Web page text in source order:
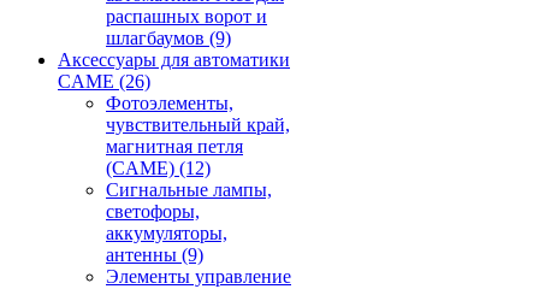
распашных ворот и
шлагбаумов (9)
Аксессуары для автоматики
CAME (26)
Фотоэлементы,
чувствительный край,
магнитная петля
(CAME) (12)
Сигнальные лампы,
светофоры,
аккумуляторы,
антенны (9)
Элементы управление